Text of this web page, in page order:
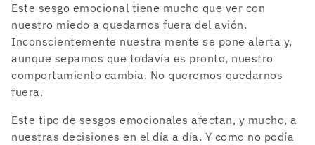
Este sesgo emocional tiene mucho que ver con
nuestro miedo a quedarnos fuera del avión.
Inconscientemente nuestra mente se pone alerta y,
aunque sepamos que todavía es pronto, nuestro
comportamiento cambia. No queremos quedarnos
fuera.
Este tipo de sesgos emocionales afectan, y mucho, a
nuestras decisiones en el día a día. Y como no podía